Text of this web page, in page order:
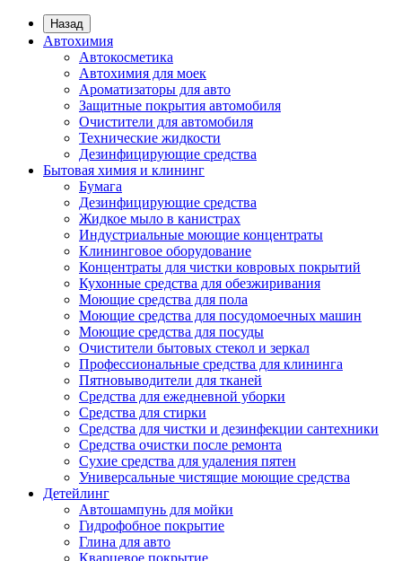
Назад
Автохимия
Автокосметика
Автохимия для моек
Ароматизаторы для авто
Защитные покрытия автомобиля
Очистители для автомобиля
Технические жидкости
Дезинфицирующие средства
Бытовая химия и клининг
Бумага
Дезинфицирующие средства
Жидкое мыло в канистрах
Индустриальные моющие концентраты
Клининговое оборудование
Концентраты для чистки ковровых покрытий
Кухонные средства для обезжиривания
Моющие средства для пола
Моющие средства для посудомоечных машин
Моющие средства для посуды
Очистители бытовых стекол и зеркал
Профессиональные средства для клининга
Пятновыводители для тканей
Средства для ежедневной уборки
Средства для стирки
Средства для чистки и дезинфекции сантехники
Средства очистки после ремонта
Сухие средства для удаления пятен
Универсальные чистящие моющие средства
Детейлинг
Автошампунь для мойки
Гидрофобное покрытие
Глина для авто
Кварцевое покрытие